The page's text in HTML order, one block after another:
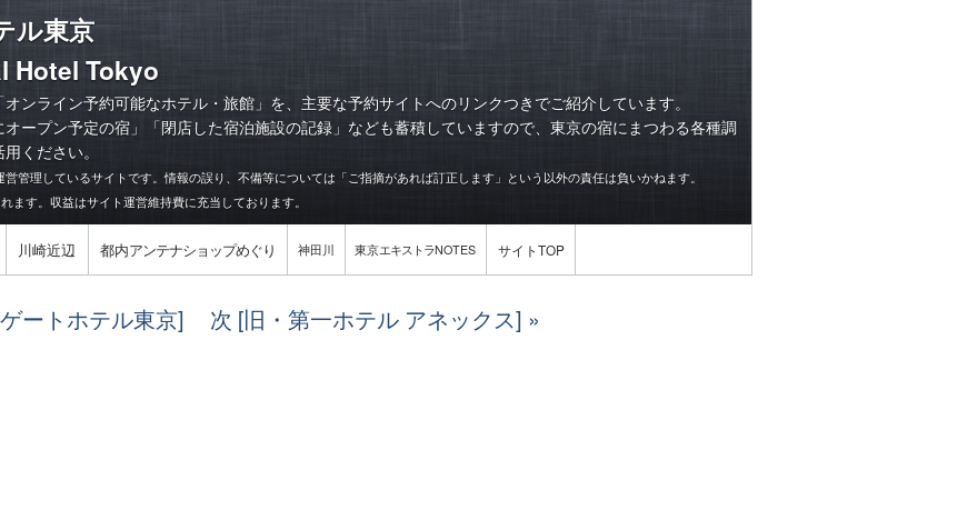
ル東京
Hotel Tokyo
ンライン予約可能なホテル・旅館」を、主要な予約サイトへのリンクつきでご紹介しています。
オープン予定の宿」「閉店した宿泊施設の記録」なども蓄積していますので、東京の宿にまつわる各種調
ください。
管理しているサイトです。情報の誤り、不備等については「ご指摘があれば訂正します」という以外の責任は負いかねます。
す。収益はサイト運営維持費に充当しております。
川崎近辺 都内アンテナショップめぐり 神田川 東京エキストラNOTES サイトTOP
ートホテル東京] 次 [旧・第一ホテル アネックス]